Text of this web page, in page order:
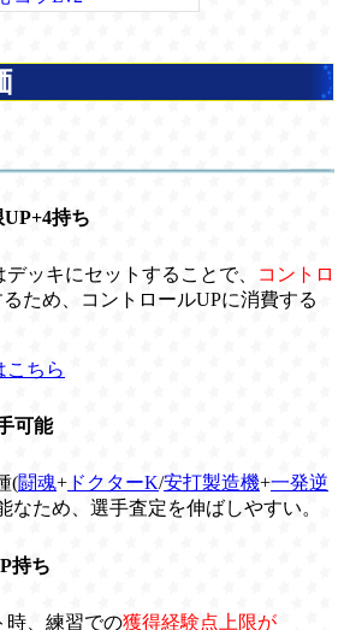
持ち
ッキにセットすることで、
コントロ
るため、コントロールUPに消費する
こちら
可能
(闘魂+ ドクターK/安打製造機+一発逆
なため、選手査定を伸ばしやすい。
持ち
時、練習での獲得経験点上限が